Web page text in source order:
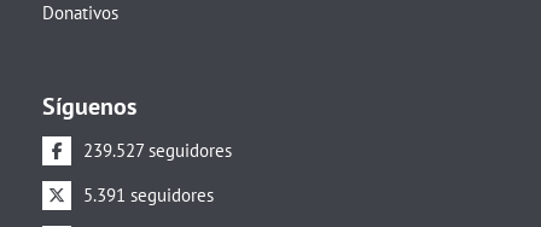
Donativos
Síguenos
239.527 seguidores
5.391 seguidores